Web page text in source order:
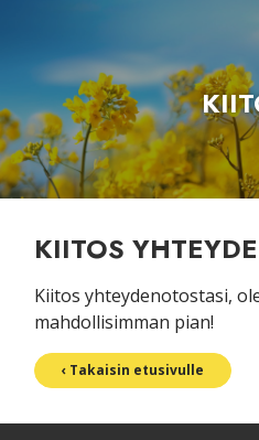
KIITOS
Kiitos yhteydenotostasi,
mahdollisimman pian!
‹ Takaisin etusivulle